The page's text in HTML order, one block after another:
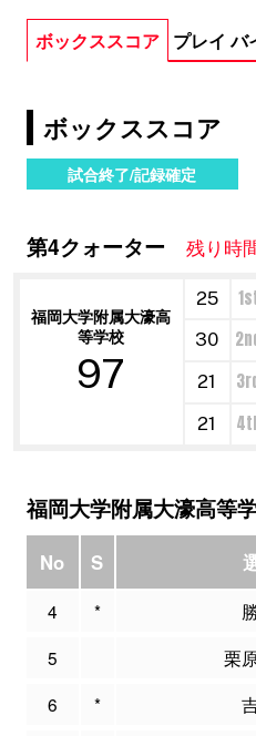
ボックススコア プレイ バ
ボックススコア
試合終了/記録確定
第4クォーター 残り時
福岡大学附属大濠高
等学校
97
25
30
21
21
福岡大学附属大濠高等
No S
4 *
5
栗
6
*